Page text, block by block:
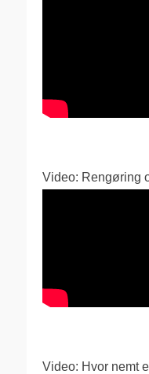
Video: Rengøring
Video: Hvor nemt